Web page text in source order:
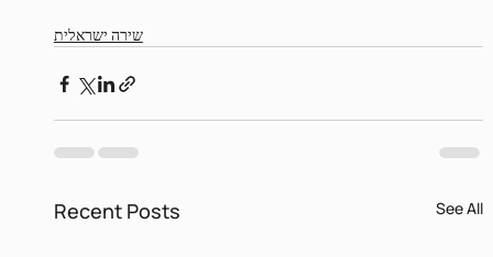
שירה ישראלית
Recent Posts See All